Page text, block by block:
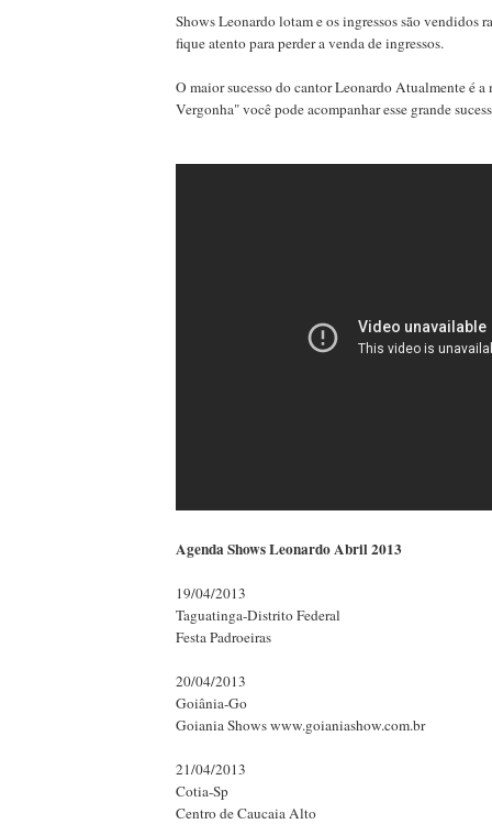
Shows Leonardo lotam e os ingressos são vendidos
fique atento para perder a venda de ingressos.
O maior sucesso do cantor Leonardo Atualmente é a
Vergonha" você pode acompanhar esse grande
Agenda Shows Leonardo Abril 2013
19/04/2013
Taguatinga-Distrito Federal
Festa Padroeiras
20/04/2013
Goiânia-Go
Goiania Shows www.goianiashow.com.br
21/04/2013
Cotia-Sp
Centro de Caucaia Alto